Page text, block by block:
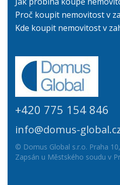
Proč koupit nemovitost v
Kde koupit nemovitost v
+420 775 154 846
info@domus-
© Domus Global s.r.o. Praha
Zapsán u Městského soudu v